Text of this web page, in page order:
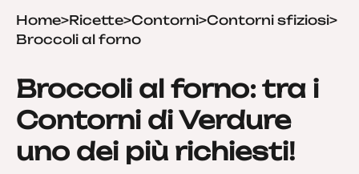
Home>Ricette>Contorni>Contorni sfiziosi>
Broccoli al forno
Broccoli al forno: tra i
Contorni di Verdure
uno dei più richiesti!